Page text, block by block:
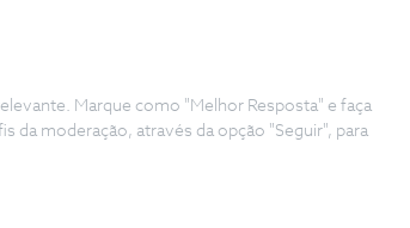
Marque como "Melhor Resposta" e faça
da moderação, através da opção "Seguir", para